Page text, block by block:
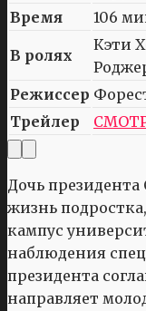
Время
106
В ролях
Кэти
Режиссер
Трейлер
Дочь
жизнь
кампус
наблюдения
президента
направляет